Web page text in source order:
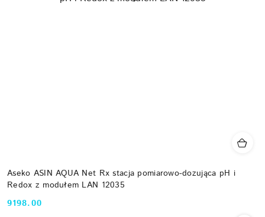
Aseko ASIN AQUA Net Rx stacja pomiarowo-dozująca pH i
Redox z modułem LAN 12035
Cena:
9198.00